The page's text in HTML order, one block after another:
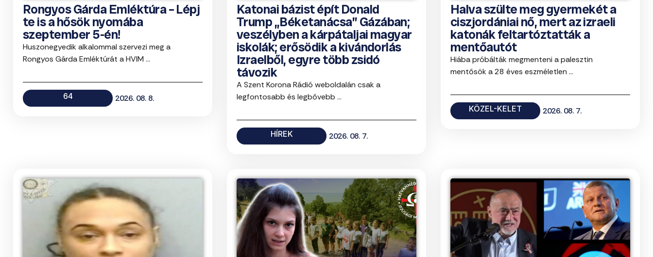
Rongyos Gárda Emléktúra – Lépj
te is a hősök nyomába
szeptember 5-én!
Huszonegyedik alkalommal szervezi meg a
Rongyos Gárda Emléktúrát a HVIM ...
64 2026. 08. 8.
Katonai bázist épít Donald
Trump „Béketanácsa” Gázában;
veszélyben a kárpátaljai magyar
iskolák; erősödik a kivándorlás
Izraelből, egyre több zsidó
távozik
A Szent Korona Rádió weboldalán csak a
legfontosabb és legbővebb ...
HÍREK 2026. 08. 7.
Halva szülte meg gyermekét a
ciszjordániai nő, mert az izraeli
katonák feltartóztatták a
mentőautót
Hiába próbálták megmenteni a palesztin
mentősök a 28 éves eszméletlen ...
KÖZEL-KELET 2026. 08. 7.